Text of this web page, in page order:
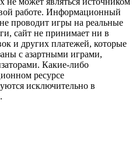
работе. Информационный
проводит игры на реальные
сайт не принимает ни в
и других платежей, которые
с азартными играми,
Какие-либо
ресурсе
исключительно в